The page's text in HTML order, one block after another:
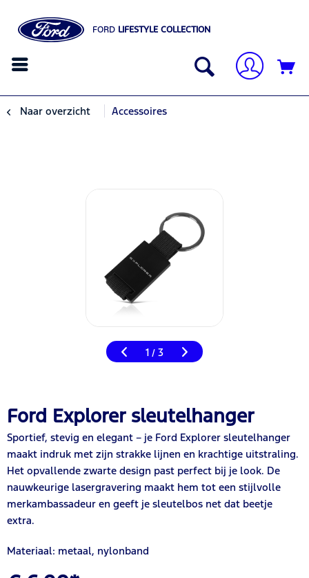
FORD LIFESTYLE COLLECTION
Naar overzicht Accessoires
1 / 3
Ford Explorer sleutelhanger
Sportief, stevig en elegant – je Ford Explorer sleutelhanger
maakt indruk met zijn strakke lijnen en krachtige uitstraling.
Het opvallende zwarte design past perfect bij je look. De
nauwkeurige lasergravering maakt hem tot een stijlvolle
merkambassadeur en geeft je sleutelbos net dat beetje
extra.
Materiaal: metaal, nylonband